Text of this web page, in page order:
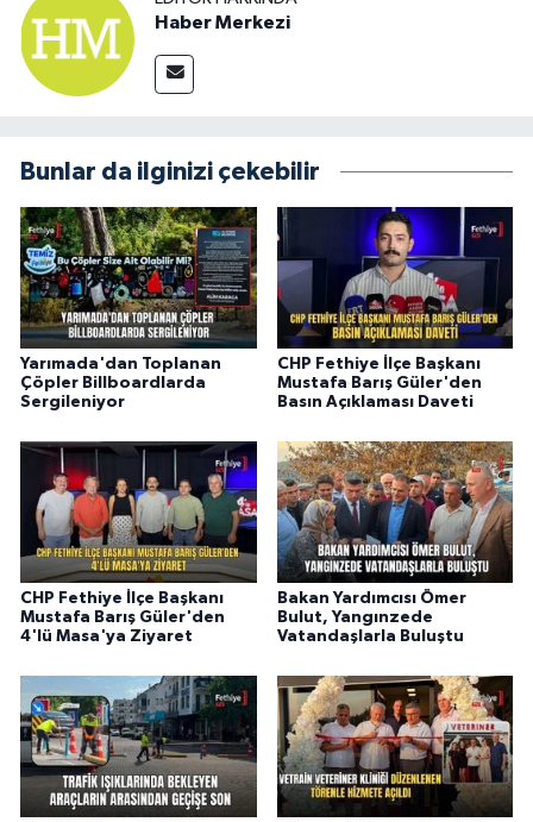
Haber Merkezi
Bunlar da ilginizi çekebilir
Yarımada'dan Toplanan
Çöpler Billboardlarda
Sergileniyor
CHP Fethiye İlçe Başkanı
Mustafa Barış Güler'den
Basın Açıklaması Daveti
CHP Fethiye İlçe Başkanı
Mustafa Barış Güler'den
4'lü Masa'ya Ziyaret
Bakan Yardımcısı Ömer
Bulut, Yangınzede
Vatandaşlarla Buluştu